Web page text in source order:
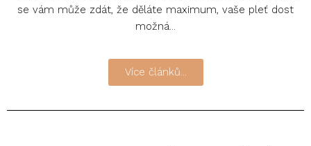
se vám může zdát, že děláte maximum, vaše pleť dost
možná...
Více článků...